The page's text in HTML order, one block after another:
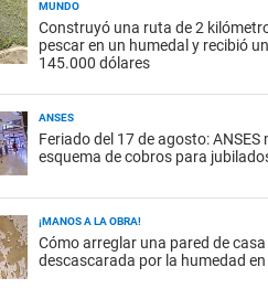
MUNDO
Construyó una ruta de 2
pescar en un humedal y recibió
145.000 dólares
ANSES
Feriado del 17 de agosto: ANSES
esquema de cobros para
¡MANOS A LA OBRA!
Cómo arreglar una pared de
descascarada por la humedad